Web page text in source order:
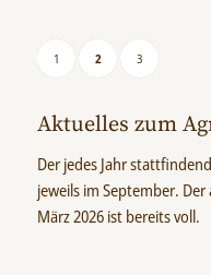
1 2 3
Aktuelles zum
Der jedes Jahr
jeweils im September.
März 2026 ist bereits voll.